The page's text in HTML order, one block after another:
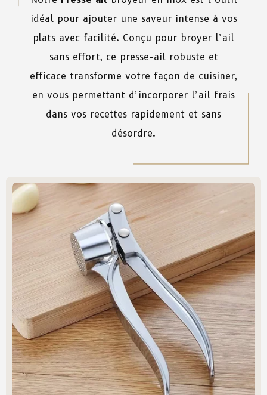
idéal pour ajouter une saveur intense à vos
plats avec facilité. Conçu pour broyer l’ail
sans effort, ce presse-ail robuste et
efficace transforme votre façon de cuisiner,
en vous permettant d’incorporer l’ail frais
dans vos recettes rapidement et sans
désordre.